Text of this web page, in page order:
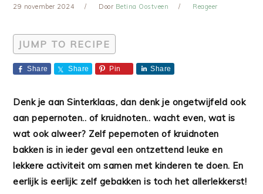
29 november 2024 Door Betina Oostveen Reageer
JUMP TO RECIPE
Share Share Pin Share
Denk je aan Sinterklaas, dan denk je ongetwijfeld ook
aan pepernoten.. of kruidnoten.. wacht even, wat is
wat ook alweer? Zelf pepernoten of kruidnoten
bakken is in ieder geval een ontzettend leuke en
lekkere activiteit om samen met kinderen te doen. En
eerlijk is eerlijk: zelf gebakken is toch het allerlekkerst!